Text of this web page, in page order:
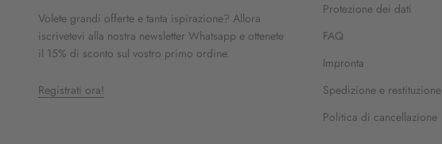
Volete grandi offerte e tanta ispirazione? Allora
iscrivetevi alla nostra newsletter Whatsapp e ottenete
il 15% di sconto sul vostro primo ordine.
Registrati ora!
Protezione dei dati
FAQ
Impronta
Spedizione e restituzione
Politica di cancellazione